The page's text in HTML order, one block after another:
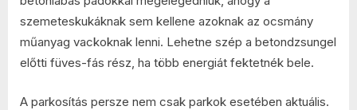
szemeteskukáknak sem kellene azoknak az ocsmány
műanyag vackoknak lenni. Lehetne szép a betondzsungel
előtti füves-fás rész, ha több energiát fektetnék bele.
A parkosítás persze nem csak parkok esetében aktuális.